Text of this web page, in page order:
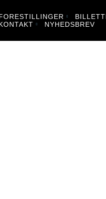
NYHEDSBREV